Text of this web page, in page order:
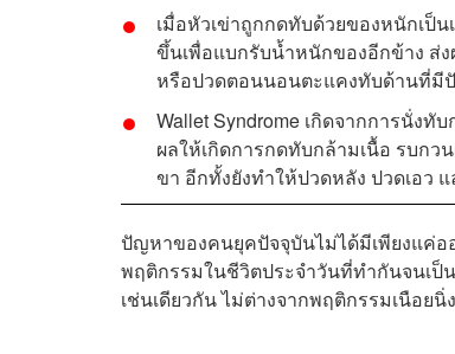
เมื่อหัวเข่าถูกกดทับด้วยของหนักเป็
ขึ้นเพื่อแบกรับน้ำหนักของอีกข้าง ส่
หรือปวดตอนนอนตะแคงทับด้านที่มีปั
Wallet Syndrome เกิดจากการนั่ง
ผลให้เกิดการกดทับกล้ามเนื้อ รบกว
ขา อีกทั้งยังทำให้ปวดหลัง ปวดเอว
ปัญหาของคนยุคปัจจุบันไม่ได้มีเพียงแค่
พฤติกรรมในชีวิตประจำวันที่ทำกันจนเป็
เช่นเดียวกัน ไม่ต่างจากพฤติกรรมเนือยนิ่